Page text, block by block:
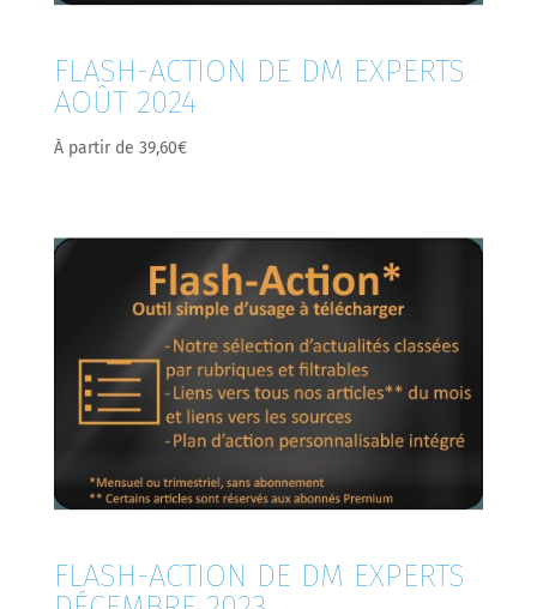
FLASH-ACTION DE DM EXPERTS
AOÛT 2024
À partir de 39,60€
FLASH-ACTION DE DM EXPERTS